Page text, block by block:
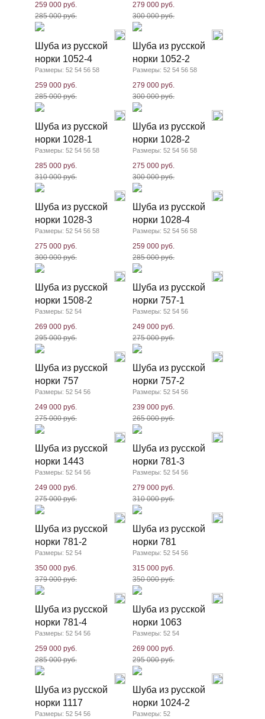
259 000 руб.
285 000 руб.
279 000 руб.
300 000 руб.
Шуба из русской
норки 1052-4
Размеры: 52 54 56 58
259 000 руб.
285 000 руб.
Шуба из русской
норки 1052-2
Размеры: 52 54 56 58
279 000 руб.
300 000 руб.
Шуба из русской
норки 1028-1
Размеры: 52 54 56 58
285 000 руб.
310 000 руб.
Шуба из русской
норки 1028-2
Размеры: 52 54 56 58
275 000 руб.
300 000 руб.
Шуба из русской
норки 1028-3
Размеры: 52 54 56 58
275 000 руб.
300 000 руб.
Шуба из русской
норки 1028-4
Размеры: 52 54 56 58
259 000 руб.
285 000 руб.
Шуба из русской
норки 1508-2
Размеры: 52 54
269 000 руб.
295 000 руб.
Шуба из русской
норки 757-1
Размеры: 52 54 56
249 000 руб.
275 000 руб.
Шуба из русской
норки 757
Размеры: 52 54 56
249 000 руб.
275 000 руб.
Шуба из русской
норки 757-2
Размеры: 52 54 56
239 000 руб.
265 000 руб.
Шуба из русской
норки 1443
Размеры: 52 54 56
249 000 руб.
275 000 руб.
Шуба из русской
норки 781-3
Размеры: 52 54 56
279 000 руб.
310 000 руб.
Шуба из русской
норки 781-2
Размеры: 52 54
350 000 руб.
379 000 руб.
Шуба из русской
норки 781
Размеры: 52 54 56
315 000 руб.
350 000 руб.
Шуба из русской
норки 781-4
Размеры: 52 54 56
259 000 руб.
285 000 руб.
Шуба из русской
норки 1063
Размеры: 52 54
269 000 руб.
295 000 руб.
Шуба из русской
норки 1117
Размеры: 52 54 56
Шуба из русской
норки 1024-2
Размеры: 52